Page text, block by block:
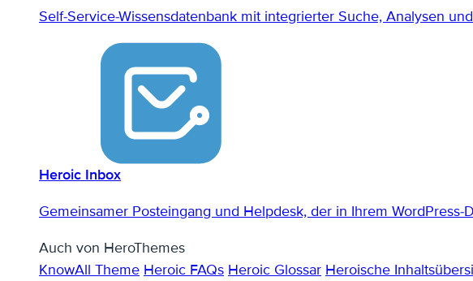
Self-Service-Wissensdatenbank mit integrierter Suche, Analysen
Heroic Inbox
Gemeinsamer Posteingang und Helpdesk, der in Ihrem WordPress-
Auch von HeroThemes
KnowAll Theme Heroic FAQs Heroic Glossar Heroische